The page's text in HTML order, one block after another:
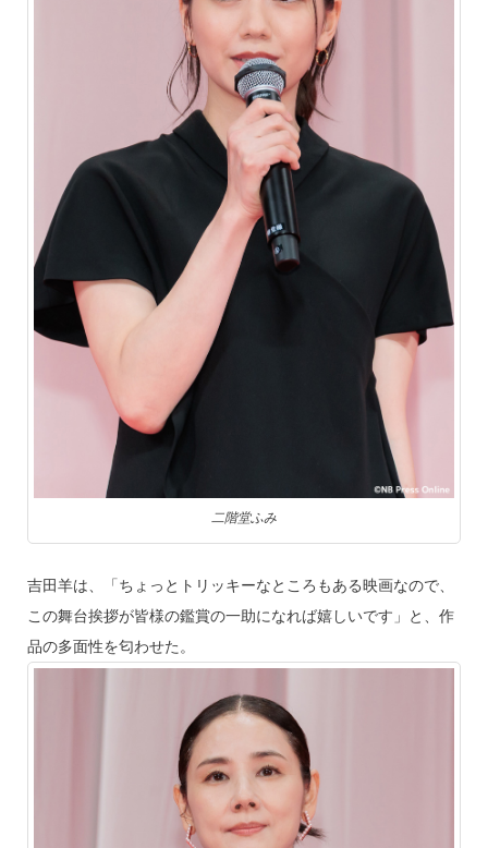
二階堂ふみ
吉田羊は、「ちょっとトリッキーなところもある映画なので、
この舞台挨拶が皆様の鑑賞の一助になれば嬉しいです」と、作
品の多面性を匂わせた。